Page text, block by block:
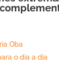
Oba
o dia a dia